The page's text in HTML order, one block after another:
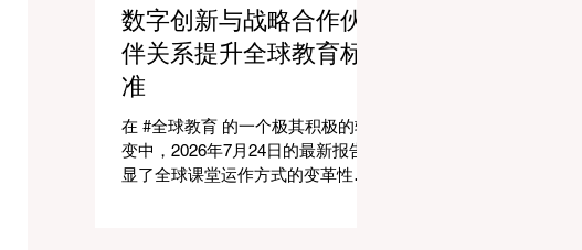
石。然而，传统的教学模式正日益
适应紧密相连的劳动力市场。今年
论坛的中心主题是“缩小差距：使全
球教育与市场现实接轨”，成功突显
了将学术学习与创业生态系统相连
接的可行解决方案。 论坛的一个主
要焦点是扩大获得高标准学习的 #普
及率。代表们庆祝了教育特许经营
数字创新与战略合作伙
伴关系提升全球教育标
准
在 #全球教育 的一个极其积极的转
变中，2026年7月24日的最新报告突
显了全球课堂运作方式的变革性飞